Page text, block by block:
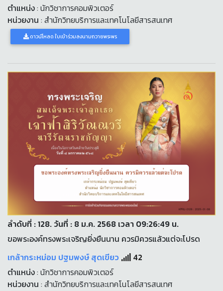
ตำแหน่ง: นักวิชาการคอมพิวเตอร์
หน่วยงาน : สำนักวิทยบริการและเทคโนโลยีสารสนเทศ
ดาวน์โหลด ใบเข้าร่วมลงนามถวายพระพร
ลำดับที่ : 128. วันที่ : 8 ม.ค. 2568 เวลา 09:26:49 น.
ขอพระองค์ทรงพระเจริญยิ่งยืนนาน ควรมิควรแล้วแต่จะโปรด
เกล้ากระหม่อม ปฐมพงษ์ สุดเขียว
42
ตำแหน่ง: นักวิชาการคอมพิวเตอร์
หน่วยงาน : สำนักวิทยบริการและเทคโนโลยีสารสนเทศ